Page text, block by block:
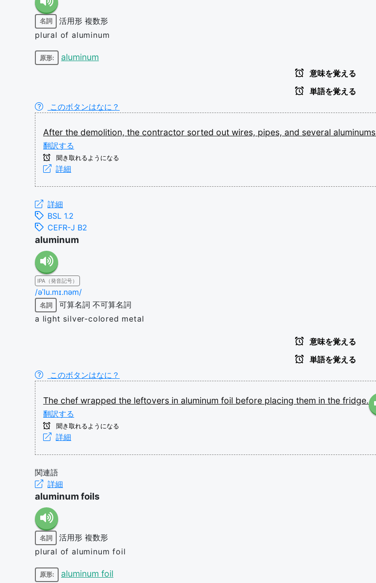
名詞 活用形 複数形
plural of aluminum
原形: aluminum
意味を覚える
単語を覚える
このボタンはなに？
After the demolition, the contractor sorted out wires, pipes, and several aluminums
翻訳する
聞き取れるようになる
詳細
詳細
BSL 1.2
CEFR-J B2
aluminum
IPA（発音記号）
/əˈlu.mɪ.nəm/
名詞 可算名詞 不可算名詞
a light silver-colored metal
意味を覚える
単語を覚える
このボタンはなに？
The chef wrapped the leftovers in aluminum foil before placing them in the fridge.
翻訳する
聞き取れるようになる
詳細
関連語
詳細
aluminum foils
名詞 活用形 複数形
plural of aluminum foil
原形: aluminum foil